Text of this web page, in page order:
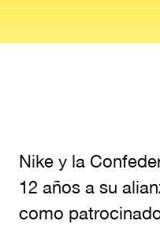
Nike y la
12 años a su
como